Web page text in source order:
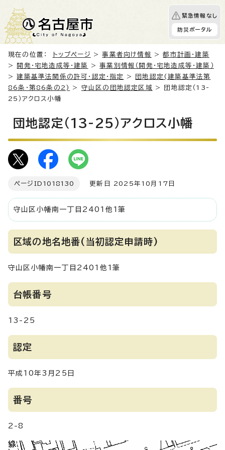
緊急情報なし
防災ポータル
現在の位置： トップページ >事業者向け情報 >都市計画・建築
>
開発・宅地造成等・建築 >事業別情報（開発・宅地造成等・建築）
>建築基準法関係の許可・認定・指定 >
団地認定(建築基準法第
86条・第86条の2)
> 守山区の団地認定区域 > 団地認定（13-
25）アクロス小幡
団地認定（13-25）アクロス小幡
ページID 1018130 更新日 2025年10月17日
守山区小幡南一丁目2401他1筆
区域の地名地番(当初認定申請時)
守山区小幡南一丁目2401他1筆
台帳番号
13-25
認定
平成10年3月25日
番号
2-8